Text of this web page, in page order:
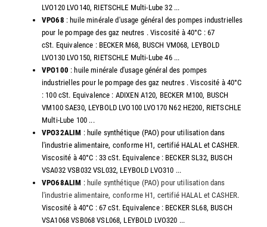
LVO120 LVO140, RIETSCHLE Multi-Lube 32 ...
VPO68 : huile minérale d'usage général des pompes industrielles
pour le pompage des gaz neutres . Viscosité à 40°C : 67
cSt. Equivalence : BECKER M68, BUSCH VM068, LEYBOLD
LVO130 LVO150, RIETSCHLE Multi-Lube 46 ...
VPO100 : huile minérale d'usage général des pompes
industrielles pour le pompage des gaz neutres . Viscosité à 40°C
: 100 cSt. Equivalence : ADIXEN A120, BECKER M100, BUSCH
VM100 SAE30, LEYBOLD LVO100 LVO170 N62 HE200, RIETSCHLE
Multi-Lube 100 ...
VPO32ALIM : huile synthétique (PAO) pour utilisation dans
l'industrie alimentaire, conforme H1, certifié HALAL et CASHER.
Viscosité à 40°C : 33 cSt. Equivalence : BECKER SL32, BUSCH
VSA032 VSB032 VSL032, LEYBOLD LVO310 ...
VPO68ALIM : huile synthétique (PAO) pour utilisation dans
l'industrie alimentaire, conforme H1, certifié HALAL et CASHER.
Viscosité à 40°C : 67 cSt. Equivalence : BECKER SL68, BUSCH
VSA1068 VSB068 VSL068, LEYBOLD LVO320 ...